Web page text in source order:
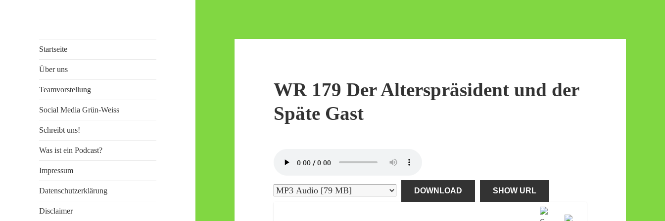
Die Werder Raute
– Der Stammtisch
Der Werder Podcast von Fans für
Startseite
Über uns
Teamvorstellung
Social Media Grün-Weiss
Schreibt uns!
Was ist ein Podcast?
Impressum
Datenschutzerklärung
Disclaimer
WR 179 Der Alterspräsident und der
Späte Gast
DOWNLOAD SHOW URL